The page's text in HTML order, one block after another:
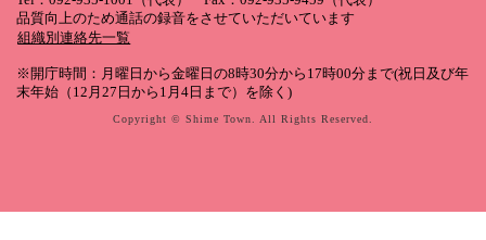
品質向上のため通話の録音をさせていただいています
組織別連絡先一覧
※開庁時間：月曜日から金曜日の8時30分から17時00分まで(祝日及び年
末年始（12月27日から1月4日まで）を除く)
Copyright © Shime Town. All Rights Reserved.